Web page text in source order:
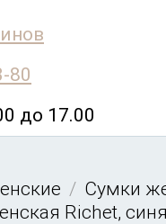
80
до 17.00
Сумки
Richet,